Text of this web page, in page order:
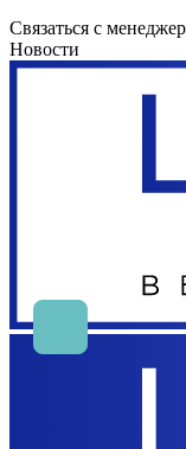
Связаться с
Новости